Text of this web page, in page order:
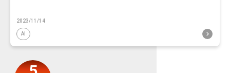
2023/11/14
AI